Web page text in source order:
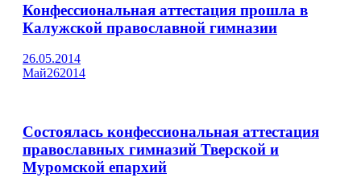
Конфессиональная аттестация прошла в
Калужской православной гимназии
26.05.2014
Май262014
Состоялась конфессиональная аттестация
православных гимназий Тверской и
Муромской епархий